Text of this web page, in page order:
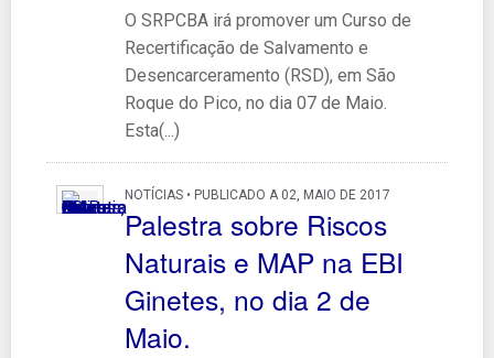
O SRPCBA irá promover um Curso de
Recertificação de Salvamento e
Desencarceramento (RSD), em São
Roque do Pico, no dia 07 de Maio.
Esta(...)
NOTÍCIAS • PUBLICADO A 02, MAIO DE 2017
Palestra sobre Riscos
Naturais e MAP na EBI
Ginetes, no dia 2 de
Maio.